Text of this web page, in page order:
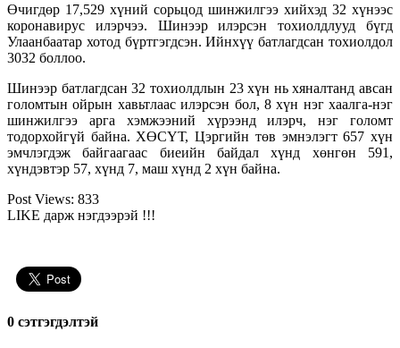
Өчигдөр 17,529 хүний сорьцод шинжилгээ хийхэд 32 хүнээс
коронавирус илэрчээ. Шинээр илэрсэн тохиолдлууд бүгд
Улаанбаатар хотод бүртгэгдсэн. Ийнхүү батлагдсан тохиолдол
3032 боллоо.
Шинээр батлагдсан 32 тохиолдлын 23 хүн нь хяналтанд авсан
голомтын ойрын хавьтлаас илэрсэн бол, 8 хүн нэг хаалга-нэг
шинжилгээ арга хэмжээний хүрээнд илэрч, нэг голомт
тодорхойгүй байна. ХӨСҮТ, Цэргийн төв эмнэлэгт 657 хүн
эмчлэгдэж байгаагаас биеийн байдал хүнд хөнгөн 591,
хүндэвтэр 57, хүнд 7, маш хүнд 2 хүн байна.
Post Views: 833
LIKE дарж нэгдээрэй !!!
0 cэтгэгдэлтэй